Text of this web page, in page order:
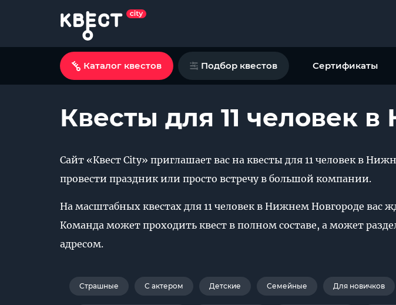
Каталог квестов Подбор квестов Сертификаты
Квесты для 11 человек
Сайт «Квест City» приглашает вас на квесты для 11 человек в
провести праздник или просто встречу в большой компании.
На масштабных квестах для 11 человек в Нижнем Новгороде вас
Команда может проходить квест в полном составе, а может
адресом.
Страшные С актером Детские Семейные Для новичков